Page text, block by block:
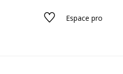
Espace pro